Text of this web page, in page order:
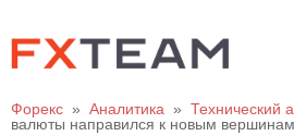
Форекс » Аналитика » Технический
валюты направился к новым